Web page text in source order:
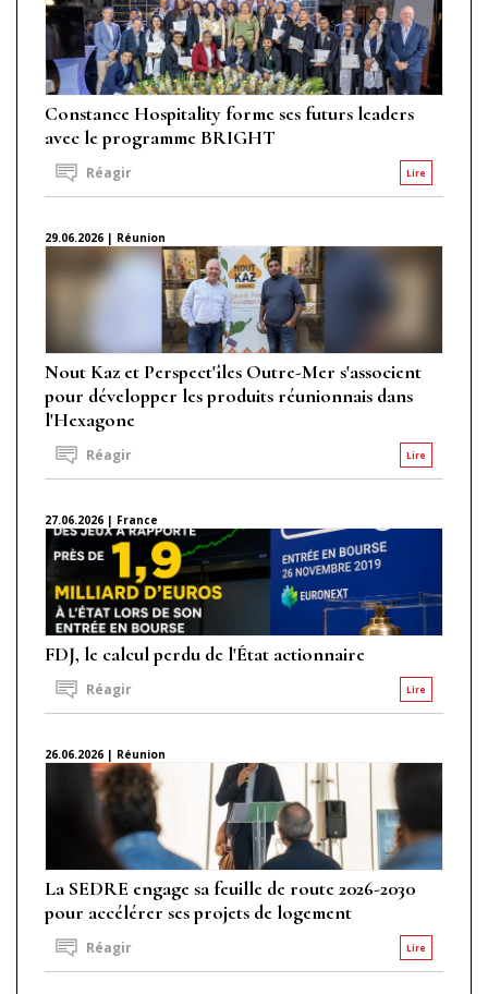
Constance Hospitality forme ses futurs leaders
avec le programme BRIGHT
Lire
Réagir
29.06.2026 | Réunion
Nout Kaz et Perspect'îles Outre-Mer s'associent
pour développer les produits réunionnais dans
l'Hexagone
Lire
Réagir
27.06.2026 | France
FDJ, le calcul perdu de l'État actionnaire
Lire
Réagir
26.06.2026 | Réunion
La SEDRE engage sa feuille de route 2026-2030
pour accélérer ses projets de logement
Lire
Réagir